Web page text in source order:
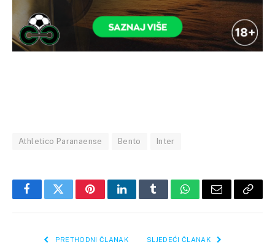
Athletico Paranaense Bento Inter
FacebookTwitterPinterestLinkedInTumblrWhatsApp
Email Copy
PRETHODNI ČLANAK SLJEDEĆI ČLANAK